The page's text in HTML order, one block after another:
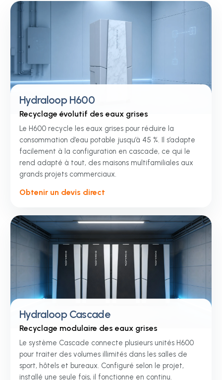
l’expérience attendue par vos
clients, membres ou visiteurs.
étudiants, parcs de
isolés. Configuré
à mesure que le
Hydraloop H600
Recyclage évolutif des eaux grises
Le H600 recycle les eaux grises pour réduire la
consommation d’eau potable jusqu’à 45 %. Il s’adapte
facilement à la configuration en cascade, ce qui le
rend adapté à tout, des maisons multifamiliales aux
grands projets commerciaux.
Obtenir un devis direct
Hydraloop Cascade
Recyclage modulaire des eaux grises
Le système Cascade connecte plusieurs unités H600
pour traiter des volumes illimités dans les salles de
sport, hôtels et bureaux. Configuré selon le projet,
installé une seule fois, il fonctionne en continu.